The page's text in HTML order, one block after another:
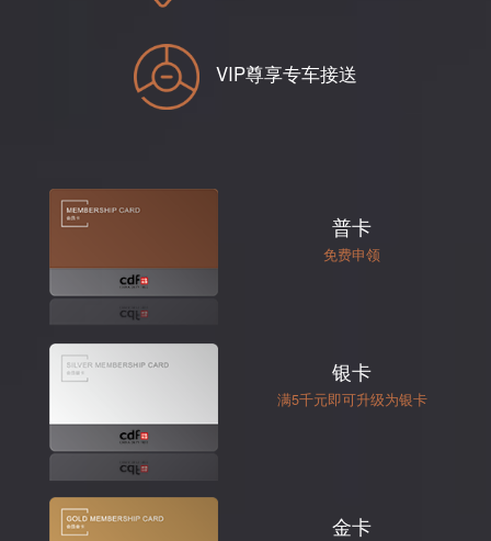
VIP尊享专车接送
普卡
免费申领
银卡
满5千元即可升级为银卡
金卡